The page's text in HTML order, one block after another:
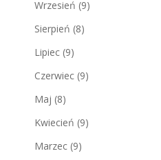
Wrzesień (9)
Sierpień (8)
Lipiec (9)
Czerwiec (9)
Maj (8)
Kwiecień (9)
Marzec (9)